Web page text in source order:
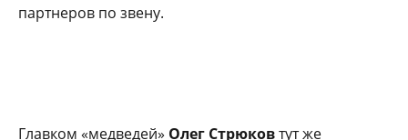
партнеров по звену.
Главком «медведей» Олег Стрюковтут же